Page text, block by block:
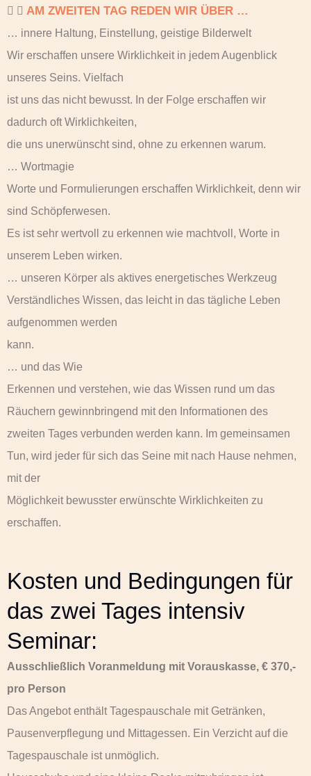
AM ZWEITEN TAG REDEN WIR ÜBER …
… innere Haltung, Einstellung, geistige Bilderwelt
Wir erschaffen unsere Wirklichkeit in jedem Augenblick
unseres Seins. Vielfach
ist uns das nicht bewusst. In der Folge erschaffen wir
dadurch oft Wirklichkeiten,
die uns unerwünscht sind, ohne zu erkennen warum.
… Wortmagie
Worte und Formulierungen erschaffen Wirklichkeit, denn wir
sind Schöpferwesen.
Es ist sehr wertvoll zu erkennen wie machtvoll, Worte in
unserem Leben wirken.
… unseren Körper als aktives energetisches Werkzeug
Verständliches Wissen, das leicht in das tägliche Leben
aufgenommen werden
kann.
… und das Wie
Erkennen und verstehen, wie das Wissen rund um das
Räuchern gewinnbringend mit den Informationen des
zweiten Tages verbunden werden kann. Im gemeinsamen
Tun, wird jeder für sich das Seine mit nach Hause nehmen,
mit der
Möglichkeit bewusster erwünschte Wirklichkeiten zu
erschaffen.
Kosten und Bedingungen für
das zwei Tages intensiv
Seminar:
Ausschließlich Voranmeldung mit Vorauskasse, € 370,-
pro Person
Das Angebot enthält Tagespauschale mit Getränken,
Pausenverpflegung und Mittagessen. Ein Verzicht auf die
Tagespauschale ist unmöglich.